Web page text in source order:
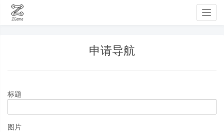
申请导航
标题
图片